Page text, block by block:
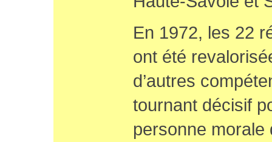
En 1972, les 22
ont été
d’autres
tournant décisif
personne morale